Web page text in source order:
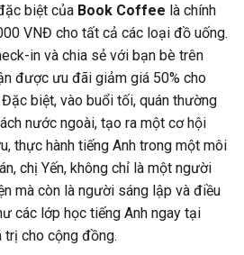
biệt của Book Coffee là chính
VNĐ cho tất cả các loại đồ uống.
in và chia sẻ với bạn bè trên
được ưu đãi giảm giá 50% cho
biệt, vào buổi tối, quán thường
nước ngoài, tạo ra một cơ hội
thực hành tiếng Anh trong một môi
chị Yến, không chỉ là một người
mà còn là người sáng lập và điều
các lớp học tiếng Anh ngay tại
trị cho cộng đồng.